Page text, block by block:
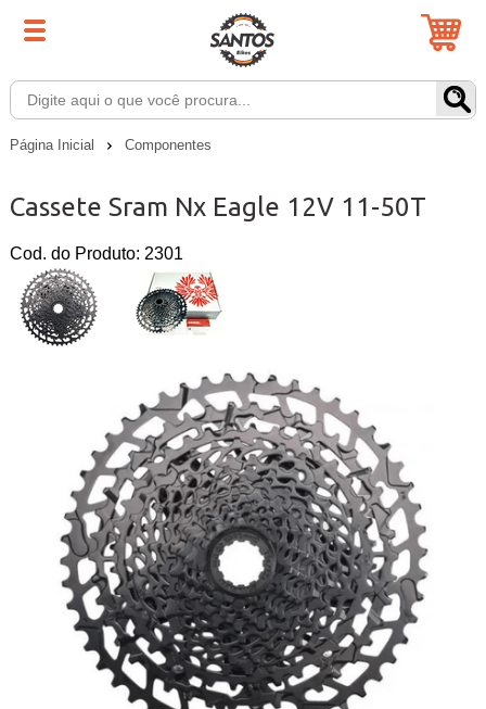
Página Inicial Componentes
Cassete Sram Nx Eagle 12V 11-50T
Cod. do Produto: 2301